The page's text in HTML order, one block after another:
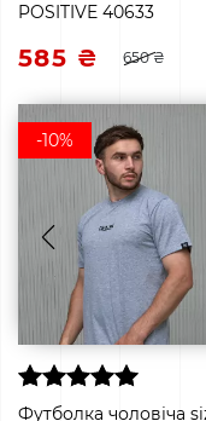
POSITIVE 40633
585 ₴ 650 ₴
-10%
Футболка чоловіча